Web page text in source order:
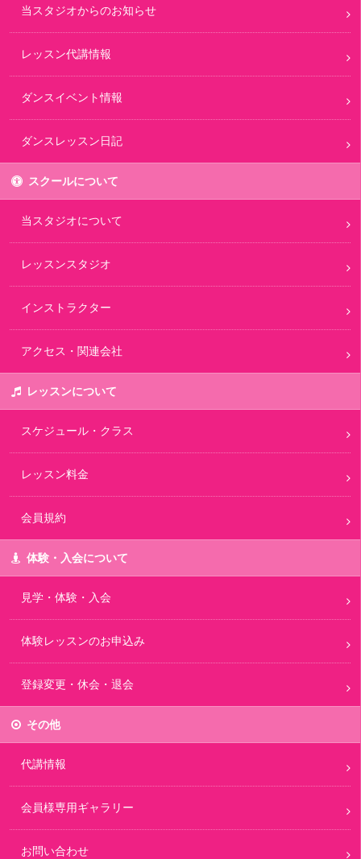
当スタジオからのお知らせ
レッスン代講情報
ダンスイベント情報
ダンスレッスン日記
スクールについて
当スタジオについて
レッスンスタジオ
インストラクター
アクセス・関連会社
レッスンについて
スケジュール・クラス
レッスン料金
会員規約
体験・入会について
見学・体験・入会
体験レッスンのお申込み
登録変更・休会・退会
その他
代講情報
会員様専用ギャラリー
お問い合わせ